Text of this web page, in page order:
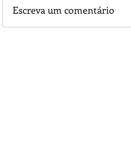
Escreva um comentário